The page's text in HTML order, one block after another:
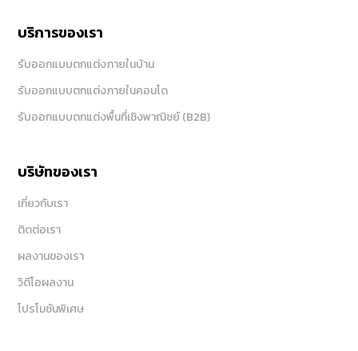
บริการของเรา
รับออกแบบตกแต่งภายในบ้าน
รับออกแบบตกแต่งภายในคอนโด
รับออกแบบตกแต่งพื้นที่เชิงพาณิชย์ (B2B)
บริษัทของเรา
เกี่ยวกับเรา
ติดต่อเรา
ผลงานของเรา
วิดีโอผลงาน
โปรโมชันพิเศษ